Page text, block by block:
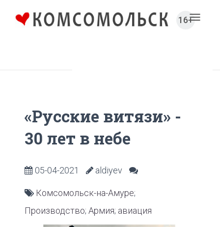
16+
«Русские витязи» -
30 лет в небе
05-04-2021 aldiyev
Комсомольск-на-Амуре;
Производство; Армия; авиация